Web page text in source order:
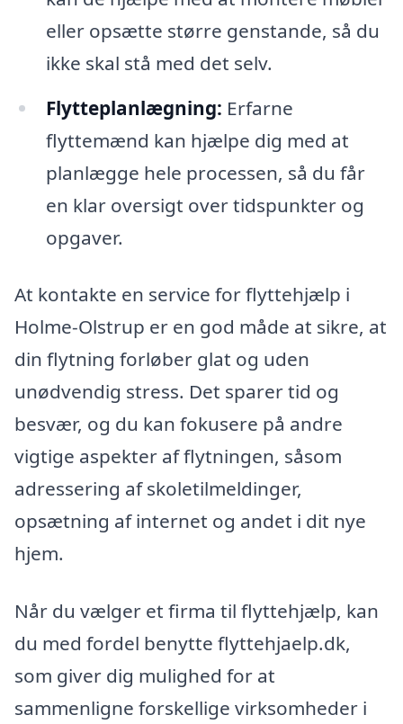
eller opsætte større genstande, så du
ikke skal stå med det selv.
Flytteplanlægning: Erfarne
flyttemænd kan hjælpe dig med at
planlægge hele processen, så du får
en klar oversigt over tidspunkter og
opgaver.
At kontakte en service for flyttehjælp i
Holme-Olstrup er en god måde at sikre, at
din flytning forløber glat og uden
unødvendig stress. Det sparer tid og
besvær, og du kan fokusere på andre
vigtige aspekter af flytningen, såsom
adressering af skoletilmeldinger,
opsætning af internet og andet i dit nye
hjem.
Når du vælger et firma til flyttehjælp, kan
du med fordel benytte flyttehjaelp.dk,
som giver dig mulighed for at
sammenligne forskellige virksomheder i